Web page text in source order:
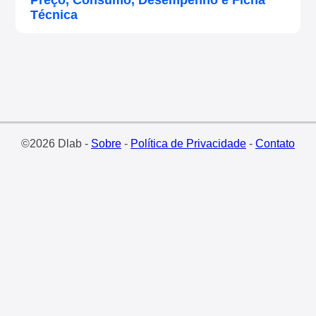
Técnica
©2026 Dlab - Sobre- Política de Privacidade- Contato